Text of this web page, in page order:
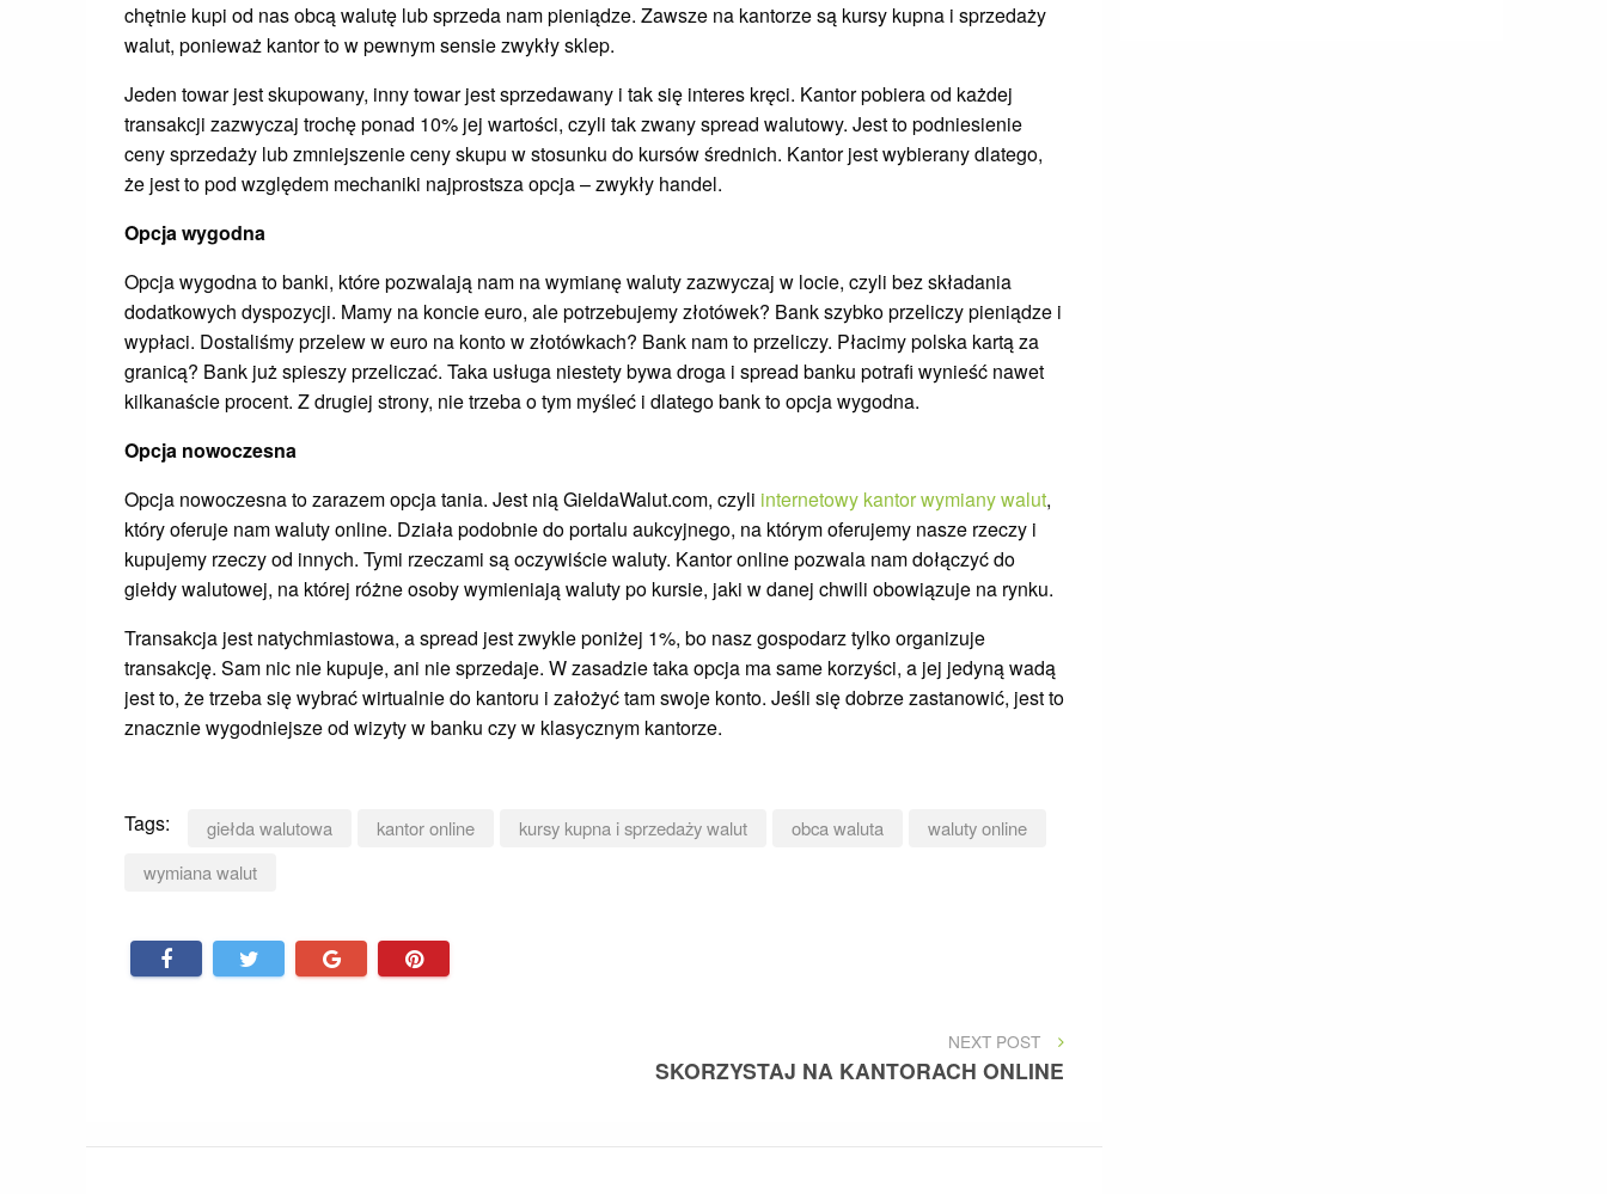
chętnie kupi od nas obcą walutę lub sprzeda nam pieniądze. Zawsze na kantorze są kursy kupna i sprzedaży
walut, ponieważ kantor to w pewnym sensie zwykły sklep.
Jeden towar jest skupowany, inny towar jest sprzedawany i tak się interes kręci. Kantor pobiera od każdej
transakcji zazwyczaj trochę ponad 10% jej wartości, czyli tak zwany spread walutowy. Jest to podniesienie
ceny sprzedaży lub zmniejszenie ceny skupu w stosunku do kursów średnich. Kantor jest wybierany dlatego,
że jest to pod względem mechaniki najprostsza opcja – zwykły handel.
Opcja wygodna
Opcja wygodna to banki, które pozwalają nam na wymianę waluty zazwyczaj w locie, czyli bez składania
dodatkowych dyspozycji. Mamy na koncie euro, ale potrzebujemy złotówek? Bank szybko przeliczy pieniądze i
wypłaci. Dostaliśmy przelew w euro na konto w złotówkach? Bank nam to przeliczy. Płacimy polska kartą za
granicą? Bank już spieszy przeliczać. Taka usługa niestety bywa droga i spread banku potrafi wynieść nawet
kilkanaście procent. Z drugiej strony, nie trzeba o tym myśleć i dlatego bank to opcja wygodna.
Opcja nowoczesna
Opcja nowoczesna to zarazem opcja tania. Jest nią GieldaWalut.com, czyli internetowy kantor wymiany walut,
który oferuje nam waluty online. Działa podobnie do portalu aukcyjnego, na którym oferujemy nasze rzeczy i
kupujemy rzeczy od innych. Tymi rzeczami są oczywiście waluty. Kantor online pozwala nam dołączyć do
giełdy walutowej, na której różne osoby wymieniają waluty po kursie, jaki w danej chwili obowiązuje na rynku.
Transakcja jest natychmiastowa, a spread jest zwykle poniżej 1%, bo nasz gospodarz tylko organizuje
transakcję. Sam nic nie kupuje, ani nie sprzedaje. W zasadzie taka opcja ma same korzyści, a jej jedyną wadą
jest to, że trzeba się wybrać wirtualnie do kantoru i założyć tam swoje konto. Jeśli się dobrze zastanowić, jest to
znacznie wygodniejsze od wizyty w banku czy w klasycznym kantorze.
Tags: giełda walutowa kantor online kursy kupna i sprzedaży walut obca waluta
waluty online
wymiana walut
NEXT
POST
NEXT POST
SKORZYSTAJ NA KANTORACH ONLINE